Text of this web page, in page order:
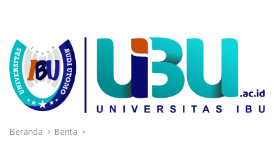
Beranda Berita